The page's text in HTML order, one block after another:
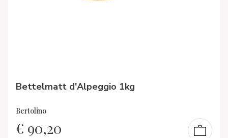
Bettelmatt d'Alpeggio 1kg
Bertolino
€ 90,20